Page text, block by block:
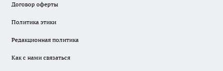
Договор оферты
Политика этики
Редакционная политика
Как с нами связаться